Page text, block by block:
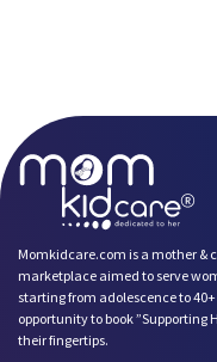
Momkidcare.com is a mother &
marketplace aimed to serve
starting from adolescence to
opportunity to book ”Supporting
their fingertips.